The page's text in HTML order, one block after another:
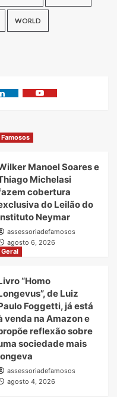
WORLD
Famosos
Manoel Soares e
Michelasi
cobertura
do Leilão do
Neymar
assessoriadefamosos
agosto 6, 2026
Geral
“Homo
de Luiz
Foggetti, já está
venda na Amazon e
reflexão sobre
sociedade mais
assessoriadefamosos
agosto 4, 2026